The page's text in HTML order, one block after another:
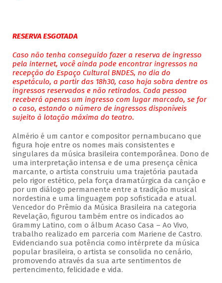
RESERVA ESGOTADA
Caso não tenha conseguido fazer a reserva de ingresso
pela internet, você ainda pode encontrar ingressos na
recepção do Espaço Cultural BNDES, no dia do
espetáculo, a partir das 18h30, caso haja sobra dentre os
ingressos reservados e não retirados. Cada pessoa
receberá apenas um ingresso com lugar marcado, se for
o caso, estando o número de ingressos disponíveis
sujeito à lotação máxima do teatro.
Almério é um cantor e compositor pernambucano que
figura hoje entre os nomes mais consistentes e
singulares da música brasileira contemporânea. Dono de
uma interpretação intensa e de uma presença cênica
marcante, o artista construiu uma trajetória pautada
pelo rigor estético, pela força dramatúrgica da canção e
por um diálogo permanente entre a tradição musical
nordestina e uma linguagem pop sofisticada e atual.
Vencedor do Prêmio da Música Brasileira na categoria
Revelação, figurou também entre os indicados ao
Grammy Latino, com o álbum Acaso Casa – Ao Vivo,
trabalho realizado em parceria com Mariene de Castro.
Evidenciando sua potência como intérprete da música
popular brasileira, o artista se consolida no cenário,
promovendo através da sua arte sentimentos de
pertencimento, felicidade e vida.